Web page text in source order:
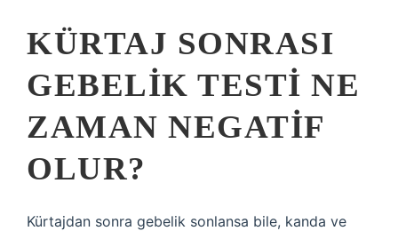
KÜRTAJ SONRASI
GEBELIK TESTI NE
ZAMAN NEGATIF
OLUR?
Kürtajdan sonra gebelik sonlansa bile, kanda ve